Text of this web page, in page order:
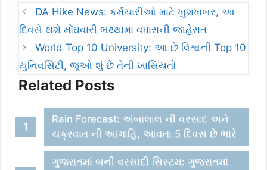
DA Hike News: કર્મચારીઓ માટે ખુશખબર, આ
દિવસે થશે મોંઘવારી ભથ્થામા વધારાની જાહેરાત
World Top 10 University: આ છે વિશ્વની Top 10
યુનિવર્સિટી, જુઓ શુંં છે તેની ખાસિયતો
Related Posts
Rain Forecast: અંબાલાલ ની વરસાદ અને
ચક્રવાત ની આગાહિ, આવતા 5 દિવસ છે ભારે
ગુજરાતમાં બની વરસાદી સિસ્ટમ: ગુજરાતમાં